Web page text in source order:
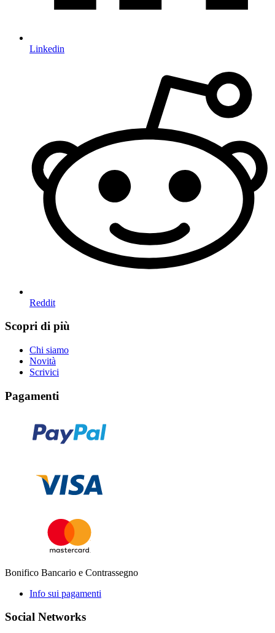
Linkedin
Reddit
Scopri di più
Chi siamo
Novità
Scrivici
Pagamenti
Bonifico Bancario e Contrassegno
Info sui pagamenti
Social Networks